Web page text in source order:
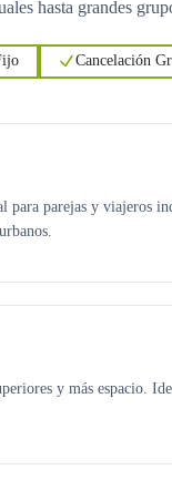
hasta grandes
Cancelación
para parejas y viajeros
y más espacio.